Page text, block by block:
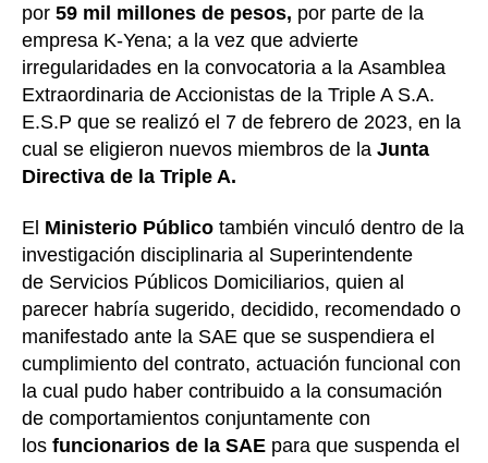
por 59 mil millones de pesos, por parte de la
empresa K-Yena; a la vez que advierte
irregularidades en la convocatoria a la Asamblea
Extraordinaria de Accionistas de la Triple A S.A.
E.S.P que se realizó el 7 de febrero de 2023, en la
cual se eligieron nuevos miembros de la Junta
Directiva de la Triple A.
El Ministerio Público también vinculó dentro de la
investigación disciplinaria al Superintendente
de Servicios Públicos Domiciliarios, quien al
parecer habría sugerido, decidido, recomendado o
manifestado ante la SAE que se suspendiera el
cumplimiento del contrato, actuación funcional con
la cual pudo haber contribuido a la consumación
de comportamientos conjuntamente con
los funcionarios de la SAE para que suspenda el